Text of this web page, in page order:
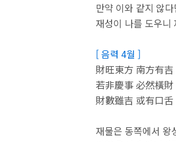
만약 이와 같지 않
재성이 나를 도우니
[ 음력 4월 ]
財旺東方 南方有吉
若非慶事 必然橫財
財數雖吉 或有口舌
재물은 동쪽에서 왕